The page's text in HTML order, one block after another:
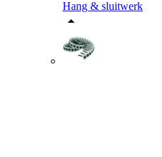
Hang & sluitwerk